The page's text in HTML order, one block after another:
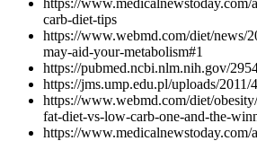
carb-diet-tips
https://www.webmd.com/diet/news/
may-aid-your-metabolism#1
https://pubmed.ncbi.nlm.nih.gov/
https://jms.ump.edu.pl/uploads/
https://www.webmd.com/diet/
fat-diet-vs-low-carb-one-and-the-
https://www.medicalnewstoday.com/